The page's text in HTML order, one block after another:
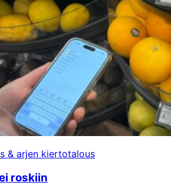
& arjen kiertotalous
roskiin